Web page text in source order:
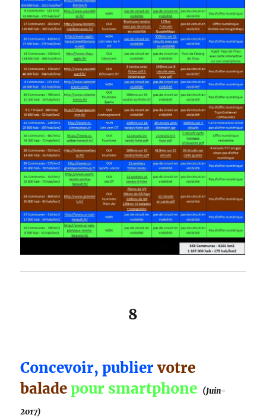
8
Concevoir, publiervotre
baladepour smartphone (Juin-
2017)